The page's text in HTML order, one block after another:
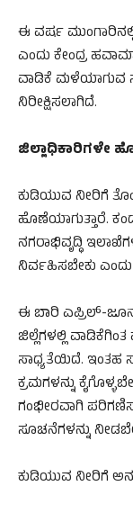
ಈ ವರ್ಷ
ಎಂದು ಕೇಂದ್ರ
ವಾಡಿಕೆ ಮಳೆಯಾಗುವ
ನಿರೀಕ್ಷಿಸಲಾಗಿದೆ.
ಜಿಲ್ಲಾಧಿಕಾರಿಗಳೇ
ಕುಡಿಯುವ ನೀರಿಗೆ
ಹೊಣೆಯಾಗುತ್ತಾರೆ.
ನಗರಾಭಿವೃದ್ಧಿ
ನಿರ್ವಹಿಸಬೇಕು
ಈ ಬಾರಿ ಎಪ್ರಿಲ್-
ಜಿಲ್ಲೆಗಳಲ್ಲಿ
ಸಾಧ್ಯತೆಯಿದೆ. ಇಂತಹ
ಕ್ರಮಗಳನ್ನು
ಗಂಭೀರವಾಗಿ
ಸೂಚನೆಗಳನ್ನು
ಕುಡಿಯುವ ನೀರಿಗೆ